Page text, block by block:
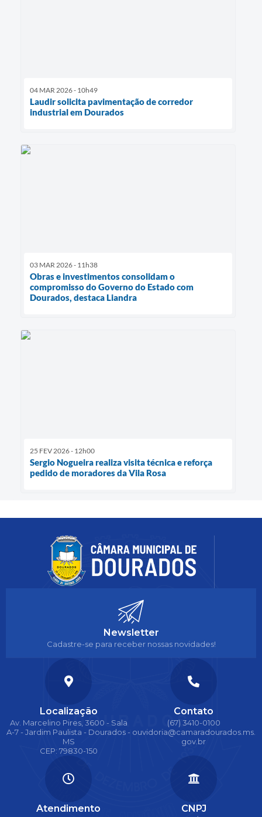
04 MAR 2026 - 10h49
Laudir solicita pavimentação de corredor
industrial em Dourados
03 MAR 2026 - 11h38
Obras e investimentos consolidam o
compromisso do Governo do Estado com
Dourados, destaca Liandra
25 FEV 2026 - 12h00
Sergio Nogueira realiza visita técnica e reforça
pedido de moradores da Vila Rosa
Newsletter
Cadastre-se para receber nossas novidades!
Localização
Av. Marcelino Pires, 3600 - Sala
A-7 - Jardim Paulista - Dourados -
MS
CEP: 79830-150
Contato
(67) 3410-0100
ouvidoria@camaradourados.ms.
gov.br
Atendimento CNPJ